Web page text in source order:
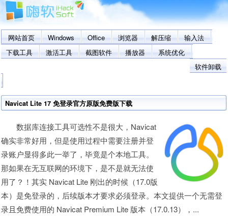
网站首页 Windows Office 浏览器 解压缩
输入法
下载工具
激活工具 截图软件 播放器
系统优化
软件卸载
Navicat Lite 17 免登录官方原版免费版下载
数据库连接工具可选性不是很大，Navicat
确实非常好用，但是使用过程中需要注册并登
录账户显得多此一举了，毕竟是个本地工具。
那如果在无互联网的环境下，是不是就无法使
用了？！其实 Navicat Lite 刚出的时候（17.0版
本）是免登录的，后续版本才要求必须登录。本文提供一个无需登
录且免费使用的 Navicat Premium Lite 版本（17.0.13），...